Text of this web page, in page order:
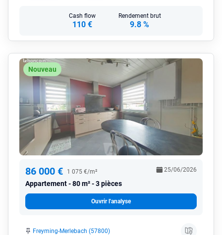
Cash flow
110 €
Rendement brut
9.8 %
Nouveau
86 000 € 1 075 €/m²
Appartement 80 m² - 3 pièces
25/06/2026
Ouvrir l'analyse
Freyming-Merlebach (57800)